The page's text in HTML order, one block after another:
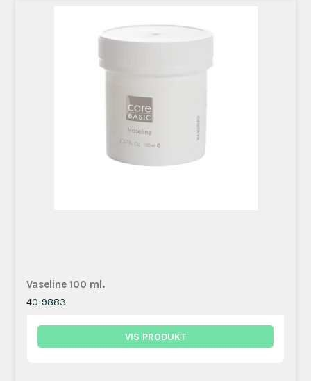
Vaseline 100 ml.
40-9883
VIS PRODUKT